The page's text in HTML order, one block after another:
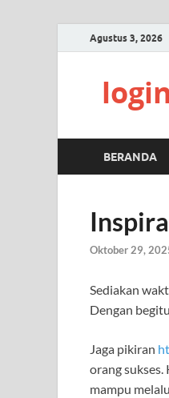
Agustus 3, 2026
BERANDA
Oktober 29,
Sediakan
Dengan
Jaga pikiran
orang
mampu